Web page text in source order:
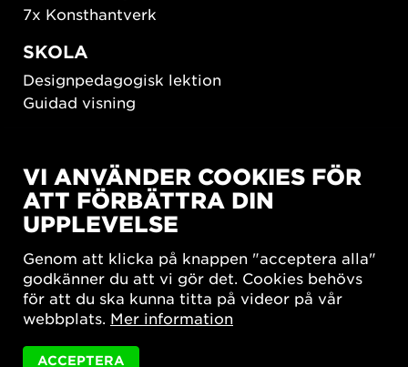
7x Konsthantverk
SKOLA
Designpedagogisk lektion
Guidad visning
New European Bauhaus
SUSTAINORDIC
Share Future Living
What Matter_s
VI ANVÄNDER COOKIES FÖR
ATT FÖRBÄTTRA DIN
UPPLEVELSE
Genom att klicka på knappen "acceptera alla"
godkänner du att vi gör det. Cookies behövs
för att du ska kunna titta på videor på vår
webbplats. Mer information
ACCEPTERA